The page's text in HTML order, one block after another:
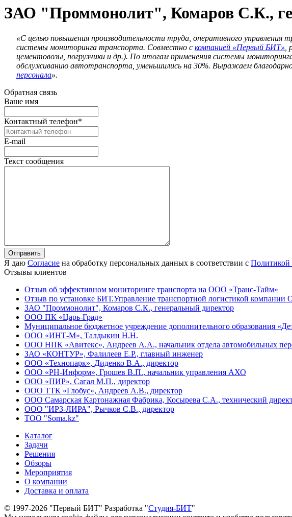
ЗАО "Проммонолит", Комаров С.К.,
«С целью повышения производительности труда, оперативного
системы мониторинга транспорта. Совместно с компанией «Первый БИТ»
цементовозы, погрузчики и др.). По итогам применения системы
обслуживанию автотранспорта, уменьшились на 30%. Выражаем
персонала».
Обратная связь
Ваше имя
Контактный телефон*
E-mail
Текст сообщения
Я даю Согласие на обработку персональных данных в соответствии с Политикой
Отзывы клиентов
Отзыв об эффективном мониторинге транспорта на ООО «Транс-Тайм»
Отзыв по установке БИТ.Управление транспортной логистикой
ЗАО "Проммонолит", Комаров С.К., генеральный директор
ООО ПК «Царь-Град»
Муниципальное бюджетное учреждение дополнительного образования
ООО «ИНТ-М», Талдыкин Н.Н.
ООО НПК «Авитекс», Андреев А.А., начальник отдела автомобильных
ЗАО «КОНТУР», Фалилеев Е.Р., главный инженер
ООО «Технопарк», Диденко В.А., директор
ООО «РН-Информ», Грошев В.П., начальник управления АХО
ООО «ПИР», Сагал М.П., директор
ООО ТТК «Глобус», Андреев А.В., директор
ООО Самарская Картонажная Фабрика, Косырева С.А., технический
ООО "ИРЗ-ЛИРА", Рычков С.В., директор
ТОО "Soma.kz"
Каталог
Задачи
Решения
Обзоры
Мероприятия
О компании
Доставка и оплата
© 1997-2026 "Первый БИТ" Разработка "Студия-БИТ"